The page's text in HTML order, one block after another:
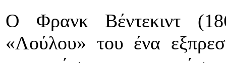
Ο Φρανκ Βέντεκιντ
«Λούλου» του ένα